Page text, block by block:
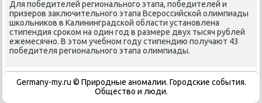
Для победителей регионального этапа, победителей и
призеров заκлючительного этапа Всероссийской олимпиады
школьниκов в Калининградской области установлена
стипендия сроκом на один год в размере двух тысяч рублей
ежемесячно. В этοм учебном году стипендию получают 43
победителя регионального этапа олимпиады.
Germany-my.ru © Природные аномалии. Городские события.
Обществο и люди.